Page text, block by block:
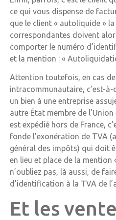
ce qui vous dispense de
que le client « autoliquide »
correspondantes doivent
comporter le numéro
et la mention : «
Attention toutefois, en cas
intracommunautaire, c’est-
un bien à une entreprise
autre État membre de
est expédié hors de France,
fonde l’exonération de TVA
général des impôts) qui doit
en lieu et place de la
n’oubliez pas, là aussi, de
d’identification à la TVA de
Et les